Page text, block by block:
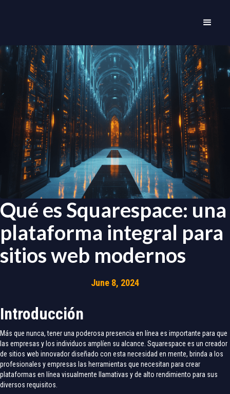
Qué es Squarespace: una
plataforma integral para
sitios web modernos
June 8, 2024
Introducción
Más que nunca, tener una poderosa presencia en línea es importante para que
las empresas y los individuos amplíen su alcance. Squarespace es un creador
de sitios web innovador diseñado con esta necesidad en mente, brinda a los
profesionales y empresas las herramientas que necesitan para crear
plataformas en línea visualmente llamativas y de alto rendimiento para sus
diversos requisitos.